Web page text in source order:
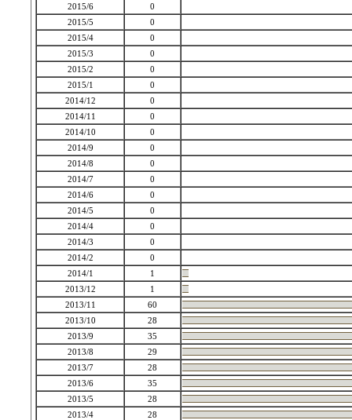
2015/6
0
2015/5
0
2015/4
0
2015/3
0
2015/2
0
2015/1
0
2014/12
0
2014/11
0
2014/10
0
2014/9
0
2014/8
0
2014/7
0
2014/6
0
2014/5
0
2014/4
0
2014/3
0
2014/2
0
2014/1
1
2013/12
1
2013/11
60
2013/10
28
2013/9
35
2013/8
29
2013/7
28
2013/6
35
2013/5
28
2013/4
28